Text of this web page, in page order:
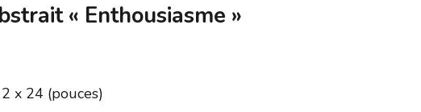
« Enthousiasme »
x 24 (pouces)